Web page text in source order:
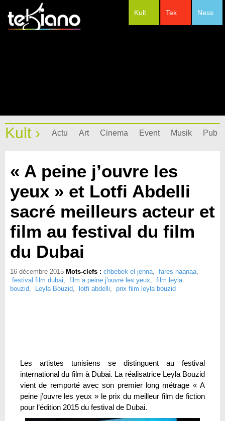
Ness
Tek
Kult
Kult › Actu Art Cinema Event Musik Pub
« A peine j’ouvre les
yeux » et Lotfi Abdelli
sacré meilleurs acteur et
film au festival du film
du Dubai
16 décembre 2015 Mots-clefs : chbebek el jenna, fares naanaa,
festival film dubai, film a peine j'ouvre les yeux, film leyla
bouzid, Leyla Bouzid, lotfi abdelli, prix film leyla bouzid
Les artistes tunisiens se distinguent au festival
international du film à Dubai. La réalisatrice Leyla Bouzid
vient de remporté avec son premier long métrage « A
peine j’ouvre les yeux » le prix du meilleur film de fiction
pour l’édition 2015 du festival de Dubai.